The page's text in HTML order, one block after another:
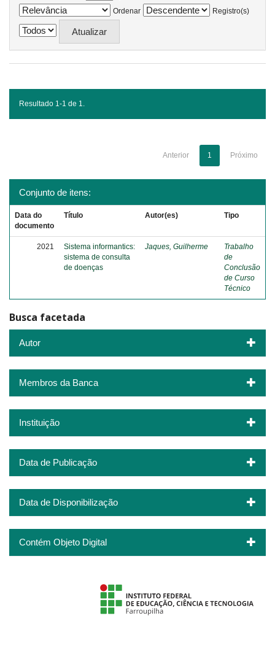
Ordenar
Registro(s)
Resultado 1-1 de 1.
Anterior 1 Próximo
Conjunto de itens:
Data do
documento
Título Autor(es) Tipo
2021
Sistema informantics:
sistema de consulta
de doenças
Jaques, Guilherme
Trabalho
de
Conclusão
de Curso
Técnico
Busca facetada
Autor
Membros da Banca
Instituição
Data de Publicação
Data de Disponibilização
Contém Objeto Digital